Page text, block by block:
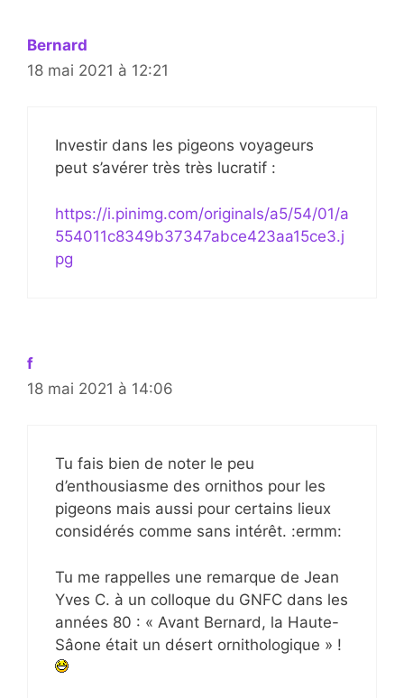
Bernard
18 mai 2021 à 12:21
Investir dans les pigeons voyageurs
peut s’avérer très très lucratif :
https://i.pinimg.com/originals/a5/54/01/a
554011c8349b37347abce423aa15ce3.j
pg
f
18 mai 2021 à 14:06
Tu fais bien de noter le peu
d’enthousiasme des ornithos pour les
pigeons mais aussi pour certains lieux
considérés comme sans intérêt. :ermm:
Tu me rappelles une remarque de Jean
Yves C. à un colloque du GNFC dans les
années 80 : « Avant Bernard, la Haute-
Sâone était un désert ornithologique » !